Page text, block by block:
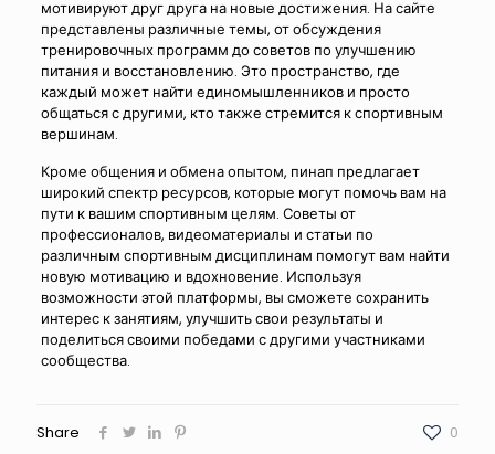
мотивируют друг друга на новые достижения. На сайте
представлены различные темы, от обсуждения
тренировочных программ до советов по улучшению
питания и восстановлению. Это пространство, где
каждый может найти единомышленников и просто
общаться с другими, кто также стремится к спортивным
вершинам.
Кроме общения и обмена опытом, пинап предлагает
широкий спектр ресурсов, которые могут помочь вам на
пути к вашим спортивным целям. Советы от
профессионалов, видеоматериалы и статьи по
различным спортивным дисциплинам помогут вам найти
новую мотивацию и вдохновение. Используя
возможности этой платформы, вы сможете сохранить
интерес к занятиям, улучшить свои результаты и
поделиться своими победами с другими участниками
сообщества.
Share 0